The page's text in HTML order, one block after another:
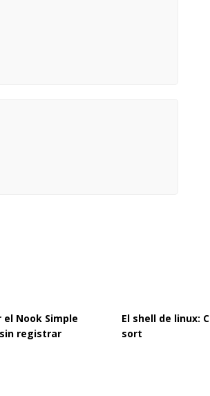
el Nook Simple
registrar
El shell de linux:
sort